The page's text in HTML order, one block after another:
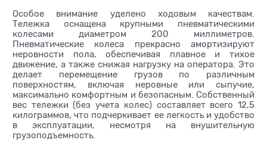
Особое внимание уделено ходовым качествам.
Тележка оснащена крупными пневматическими
колесами диаметром 200 миллиметров.
Пневматические колеса прекрасно амортизируют
неровности пола, обеспечивая плавное и тихое
движение, а также снижая нагрузку на оператора. Это
делает перемещение грузов по различным
поверхностям, включая неровные или сыпучие,
максимально комфортным и безопасным. Собственный
вес тележки (без учета колес) составляет всего 12,5
килограммов, что подчеркивает ее легкость и удобство
в эксплуатации, несмотря на внушительную
грузоподъемность.